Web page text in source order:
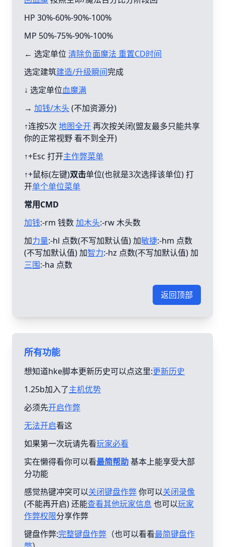
HP 30%-60%-90%-100%
MP 50%-75%-90%-100%
← 选定单位 清除负面魔法 重置CD时间
选定建筑建造/升级瞬间完成
↓ 选定单位血魔满
→ 加钱/木头(不加资源分)
↑连按5次 地图全开再次按关闭(盟友最多只能共享
你的正常视野 看不到全开)
↑+Esc 打开主作弊菜单
↑+鼠标(左键)双击单位(也就是3次选择该单位) 打
开单个单位菜单
常用CMD
加钱:-rm 钱数加木头:-rw 木头数
加力量:-hl 点数(不写加默认值) 加敏捷:-hm 点数
(不写加默认值) 加智力:-hz 点数(不写加默认值) 加
三围:-ha 点数
返回顶部
所有功能
想知道hke脚本更新历史可以点这里:更新历史
1.25b加入了主机优势
必须先开启作弊
无法开启看这
如果第一次玩请先看玩家必看
实在懒得看你可以看最简帮助基本上能享受大部
分功能
感觉热键冲突可以关闭键盘作弊你可以关闭录像
(不能再开启) 还能查看其他玩家信息 也可以玩家
作弊权限分享作弊
键盘作弊:完整键盘作弊 （也可以看看最简键盘作